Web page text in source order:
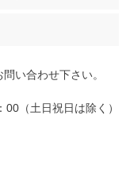
い合わせ下さい。
（土日祝日は除く）